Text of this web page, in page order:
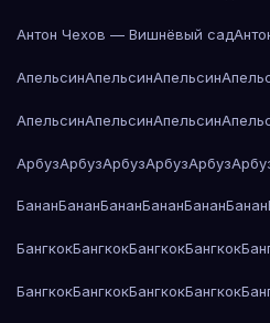
Антон Чехов — Вишнёвый сад
АпельсинАпельсинАпельсин
АпельсинАпельсинАпельсин
АрбузАрбузАрбузАрбузАрбуз
БананБананБананБананБананБанан
БангкокБангкокБангкокБангкок
БангкокБангкокБангкокБангкок